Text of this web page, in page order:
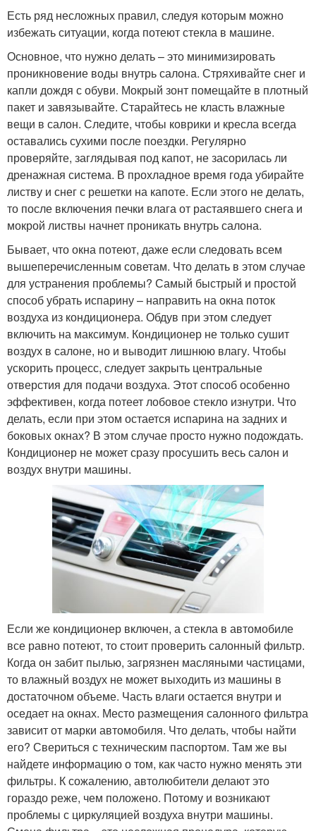
Есть ряд несложных правил, следуя которым можно
избежать ситуации, когда потеют стекла в машине.
Основное, что нужно делать – это минимизировать
проникновение воды внутрь салона. Стряхивайте снег и
капли дождя с обуви. Мокрый зонт помещайте в плотный
пакет и завязывайте. Старайтесь не класть влажные
вещи в салон. Следите, чтобы коврики и кресла всегда
оставались сухими после поездки. Регулярно
проверяйте, заглядывая под капот, не засорилась ли
дренажная система. В прохладное время года убирайте
листву и снег с решетки на капоте. Если этого не делать,
то после включения печки влага от растаявшего снега и
мокрой листвы начнет проникать внутрь салона.
Бывает, что окна потеют, даже если следовать всем
вышеперечисленным советам. Что делать в этом случае
для устранения проблемы? Самый быстрый и простой
способ убрать испарину – направить на окна поток
воздуха из кондиционера. Обдув при этом следует
включить на максимум. Кондиционер не только сушит
воздух в салоне, но и выводит лишнюю влагу. Чтобы
ускорить процесс, следует закрыть центральные
отверстия для подачи воздуха. Этот способ особенно
эффективен, когда потеет лобовое стекло изнутри. Что
делать, если при этом остается испарина на задних и
боковых окнах? В этом случае просто нужно подождать.
Кондиционер не может сразу просушить весь салон и
воздух внутри машины.
Если же кондиционер включен, а стекла в автомобиле
все равно потеют, то стоит проверить салонный фильтр.
Когда он забит пылью, загрязнен масляными частицами,
то влажный воздух не может выходить из машины в
достаточном объеме. Часть влаги остается внутри и
оседает на окнах. Место размещения салонного фильтра
зависит от марки автомобиля. Что делать, чтобы найти
его? Свериться с техническим паспортом. Там же вы
найдете информацию о том, как часто нужно менять эти
фильтры. К сожалению, автолюбители делают это
гораздо реже, чем положено. Потому и возникают
проблемы с циркуляцией воздуха внутри машины.